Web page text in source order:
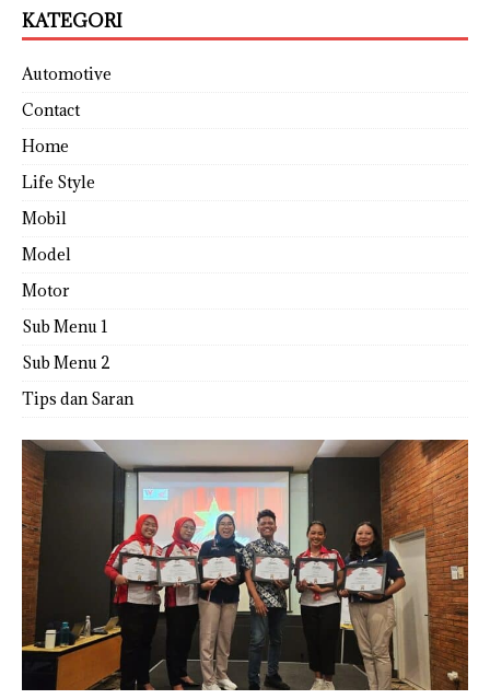
KATEGORI
Automotive
Contact
Home
Life Style
Mobil
Model
Motor
Sub Menu 1
Sub Menu 2
Tips dan Saran